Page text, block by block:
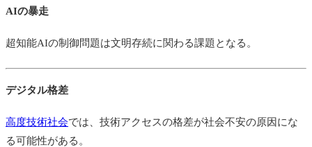
AIの暴走
超知能AIの制御問題は文明存続に関わる課題となる。
デジタル格差
高度技術社会では、技術アクセスの格差が社会不安の原因にな
る可能性がある。